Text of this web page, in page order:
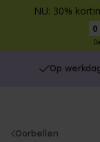
NU: 30%
0
Op
You
Oorbellen